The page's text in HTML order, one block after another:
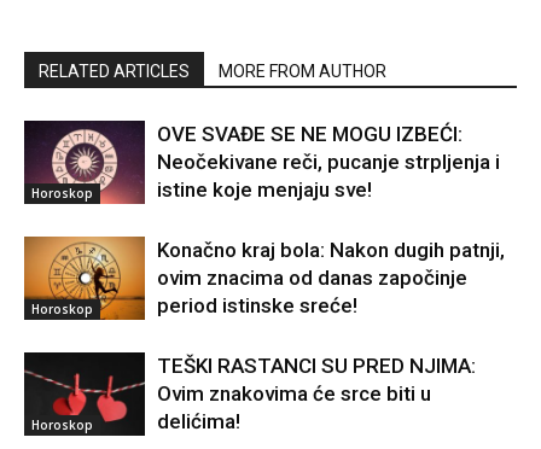
RELATED ARTICLES MORE FROM AUTHOR
Horoskop
OVE SVAĐE SE NE MOGU IZBEĆI:
Neočekivane reči, pucanje strpljenja i
istine koje menjaju sve!
Horoskop
Konačno kraj bola: Nakon dugih patnji,
ovim znacima od danas započinje
period istinske sreće!
Horoskop
TEŠKI RASTANCI SU PRED NJIMA:
Ovim znakovima će srce biti u
delićima!